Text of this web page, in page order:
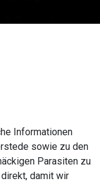
Informationen
sowie zu den
Parasiten zu
damit wir